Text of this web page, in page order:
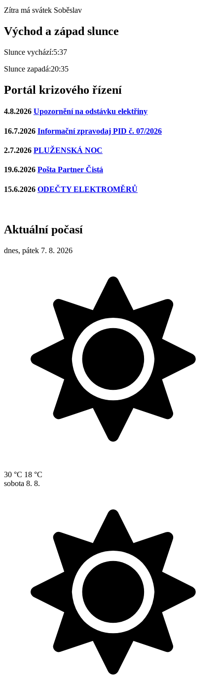
Zítra má svátek Soběslav
Východ a západ slunce
Slunce vychází:5:37
Slunce zapadá:20:35
Portál krizového řízení
4.8.2026 Upozornění na odstávku elektřiny
16.7.2026 Informační zpravodaj PID č. 07/2026
2.7.2026 PLUŽENSKÁ NOC
19.6.2026 Pošta Partner Čistá
15.6.2026 ODEČTY ELEKTROMĚRŮ
Aktuální počasí
dnes, pátek 7. 8. 2026
30 °C 18 °C
sobota 8. 8.